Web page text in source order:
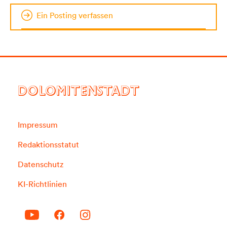
Ein Posting verfassen
DOLOMITENSTADT
Impressum
Redaktionsstatut
Datenschutz
KI-Richtlinien